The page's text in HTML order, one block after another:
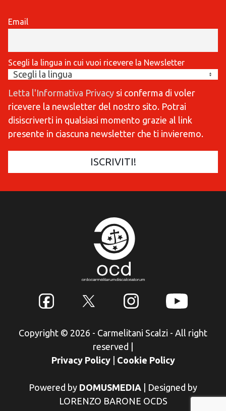
Email
Scegli la lingua in cui vuoi ricevere la Newsletter
Letta l'Informativa Privacy si conferma di voler
ricevere la newsletter del nostro sito. Potrai
disiscriverti in qualsiasi momento grazie al link
presente in ciascuna newsletter che ti invieremo.
Copyright © 2026 - Carmelitani Scalzi - All right
reserved
Privacy Policy
Cookie Policy
Powered by DOMUSMEDIA
Designed by
LORENZO BARONE OCDS